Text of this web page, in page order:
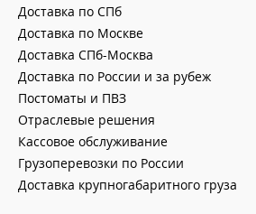
Доставка по СПб
Доставка по Москве
Доставка СПб-Москва
Доставка по России и за рубеж
Постоматы и ПВЗ
Отраслевые решения
Кассовое обслуживание
Грузоперевозки по России
Доставка крупногабаритного груза